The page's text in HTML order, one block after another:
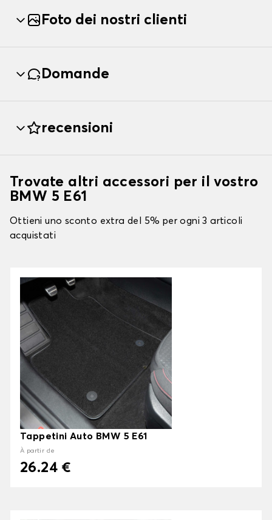
Foto dei nostri clienti
Domande
recensioni
Trovate altri accessori per il vostro
BMW 5 E61
Ottieni uno sconto extra del 5% per ogni 3 articoli
acquistati
Tappetini Auto BMW 5 E61
À partir de
26.24 €